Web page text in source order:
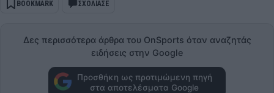
BOOKMARK ΣΧΟΛΙΑΣΕ
Δες περισσότερα άρθρα του OnSports όταν αναζητάς
ειδήσεις στην Google
Προσθήκη ως προτιμώμενη πηγή
στα αποτελέσματα Google